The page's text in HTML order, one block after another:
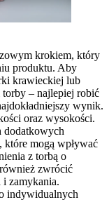
krokiem, który
produktu. Aby
krawieckiej lub
torby – najlepiej robić
wynik.
oraz wysokości.
dodatkowych
mogą wpływać
z torbą o
zwrócić
i zamykania.
indywidualnych